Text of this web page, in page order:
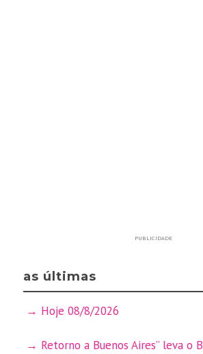
PUBLICIDADE
as últimas
Hoje 08/8/2026
Retorno a Buenos Aires” leva o